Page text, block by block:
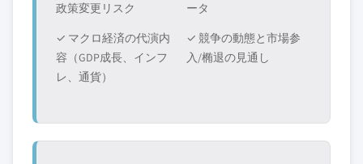
政策変更リスク
ータ
✓ マクロ経済の代演内
容（GDP成長、インフ
レ、通貨）
✓ 競争の動態と市場参
入/椭退の見通し